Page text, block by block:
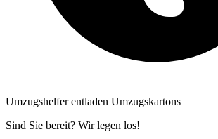
Umzugshelfer entladen Umzugskartons
Sind Sie bereit? Wir legen los!